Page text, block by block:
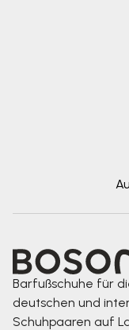
Barfußschuhe für
deutschen und
Schuhpaaren auf